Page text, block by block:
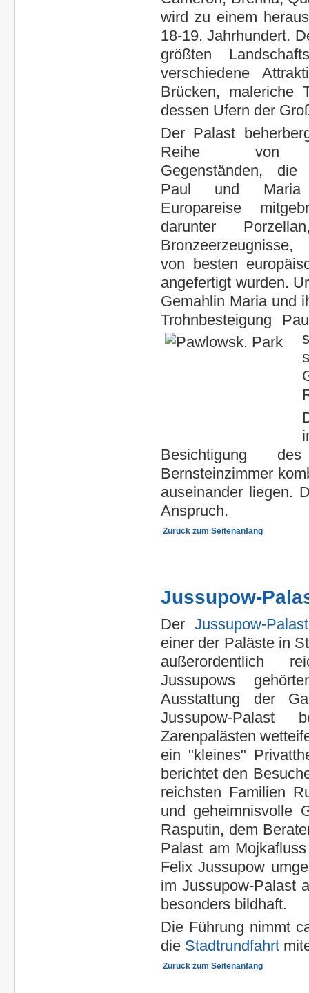
wird zu einem
18-19. Jahrhundert.
größten
verschiedene
Brücken, maleriche
dessen Ufern der
Der Palast
Reihe von
Gegenständen,
Paul und
Europareise
darunter
von besten
angefertigt wurden.
Gemahlin Maria und
Trohnbesteigung
Besichtigung
Bernsteinzimmer
auseinander liegen.
Anspruch.
Zurück zum Seitenanfang
Jussupow-
DerJussupow-Palast
einer der Paläste in
außerordentlich
Jussupows
Ausstattung der
Jussupow-
Zarenpalästen
ein "kleines"
berichtet den
reichsten Familien
und geheimnisvolle
Rasputin, dem
Palast am
Felix Jussupow
im Jussupow-Palast
besonders bildhaft.
Die Führung nimmt
die Stadtrundfahrt
Zurück zum Seitenanfang